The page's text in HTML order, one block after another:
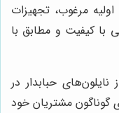
مرغوب، تجهیزات
با کیفیت و مطابق با
حبابدار در
گوناگون مشتریان خود